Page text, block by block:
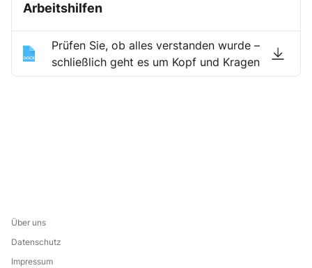
Arbeitshilfen
Prüfen Sie, ob alles verstanden wurde –
schließlich geht es um Kopf und Kragen
Über uns
Datenschutz
Impressum